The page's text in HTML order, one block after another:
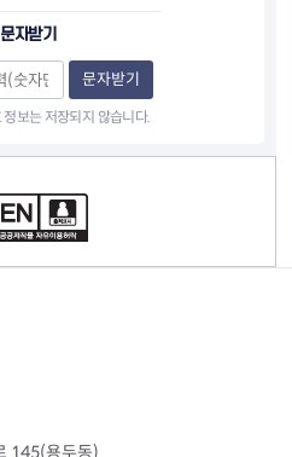
자받기
문자받기
보는 저장되지 않습니다.
145(용두동)